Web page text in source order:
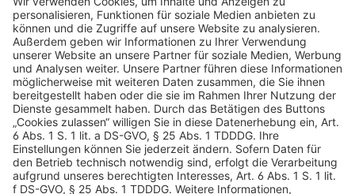
AGB Datenschutz
Impressum
Sicherheitshinweis
Compliance